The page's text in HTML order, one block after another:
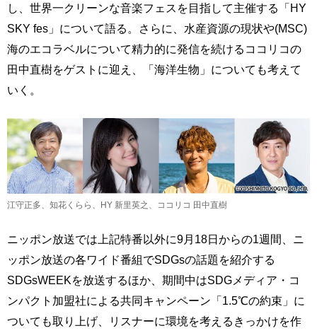
し、世界一クリーンな音楽フェスを目指して主催する「HY
SKY fes」について語る。さらに、水産資源の現状や(MSC)
海のエコラベルについて精力的に発信を続けるココリコの
田中直樹をゲストに迎え、「海洋生物」についても考えて
いく。
江守正多、知花くらら、HY 新里英之、ココリコ 田中直樹
ニッポン放送では上記特番以外に9月18日からの1週間、ニ
ッポン放送の各ワイド番組でSDGsの話題を紹介する
SDGsWEEKを放送するほか、期間中はSDGメディア・コ
ンパクト加盟社による共同キャンペーン「1.5℃の約束」に
ついても取り上げ、リスナーに環境を考えるきっかけを作